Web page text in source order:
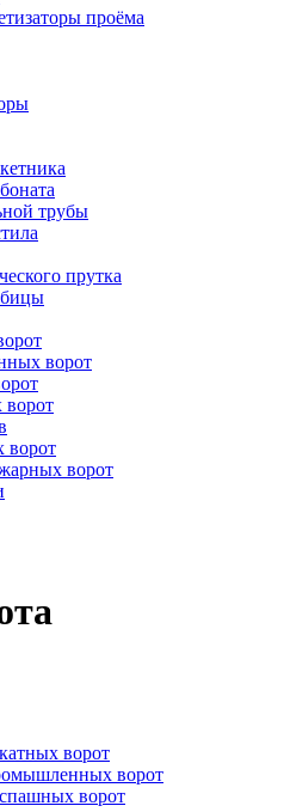
проёма
трубы
прутка
ворот
ворот
ворот
ворот
ворот
ворот